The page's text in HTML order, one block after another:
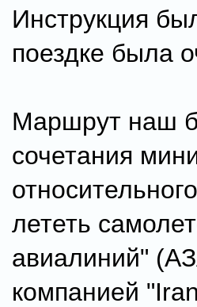
Инструкция
поездке была
Маршрут наш
сочетания
лететь
авиалиний"
компанией